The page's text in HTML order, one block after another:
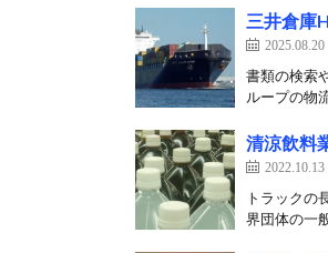
三井倉庫
2025.08.20
書類の検索
ループの物
清涼飲料
2022.10.13
トラックの
界団体の一